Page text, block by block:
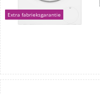
Extra fabrieksgarantie